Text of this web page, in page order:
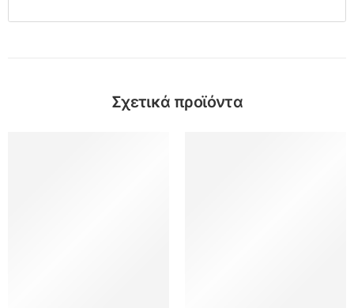
Σχετικά προϊόντα